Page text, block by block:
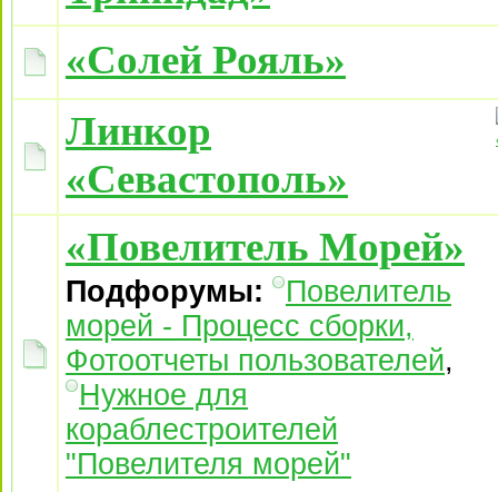
«Солей Рояль»
Линкор
«Севастополь»
«Повелитель Морей»
Подфорумы:
Повелитель
морей - Процесс сборки,
Фотоотчеты пользователей,
Нужное для
кораблестроителей
"Повелителя морей"